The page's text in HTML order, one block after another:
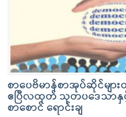
စာပေဗိမာန်စာအုပ်ဆိုင်များ
ဧပြီလထုတ် သုတပဒေသာနှ
စာစောင် ရောင်းချ